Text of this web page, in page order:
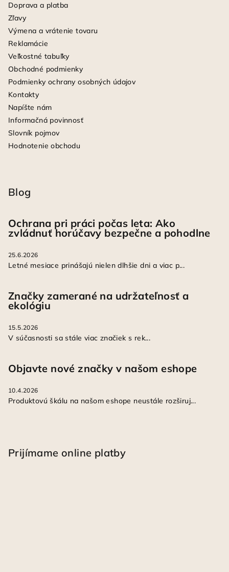
Doprava a platba
Zľavy
Výmena a vrátenie tovaru
Reklamácie
Veľkostné tabuľky
Obchodné podmienky
Podmienky ochrany osobných údajov
Kontakty
Napíšte nám
Informačná povinnosť
Slovník pojmov
Hodnotenie obchodu
Blog
Ochrana pri práci počas leta: Ako
zvládnuť horúčavy bezpečne a pohodlne
25.6.2026
Letné mesiace prinášajú nielen dlhšie dni a viac p...
Značky zamerané na udržateľnosť a
ekológiu
15.5.2026
V súčasnosti sa stále viac značiek s rek...
Objavte nové značky v našom eshope
10.4.2026
Produktovú škálu na našom eshope neustále rozširuj...
Prijímame online platby